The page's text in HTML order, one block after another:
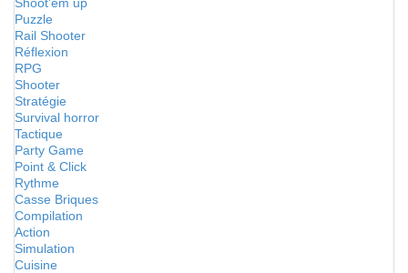
Puzzle
Rail Shooter
Réflexion
RPG
Shooter
Stratégie
Survival horror
Tactique
Party Game
Point & Click
Rythme
Casse Briques
Compilation
Action
Simulation
Cuisine